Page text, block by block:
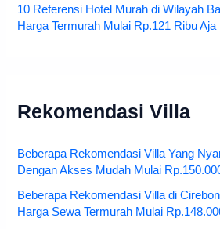
10 Referensi Hotel Murah di Wilayah
Harga Termurah Mulai Rp.121 Ribu Aja
Rekomendasi Villa
Beberapa Rekomendasi Villa Yang
Dengan Akses Mudah Mulai
Beberapa Rekomendasi Villa di
Harga Sewa Termurah Mulai